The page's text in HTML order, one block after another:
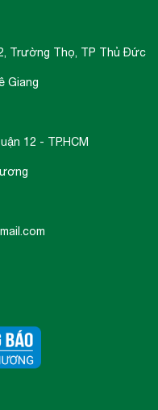
Trường Thọ, TP Thủ Đức
Giang
12 - TP.HCM